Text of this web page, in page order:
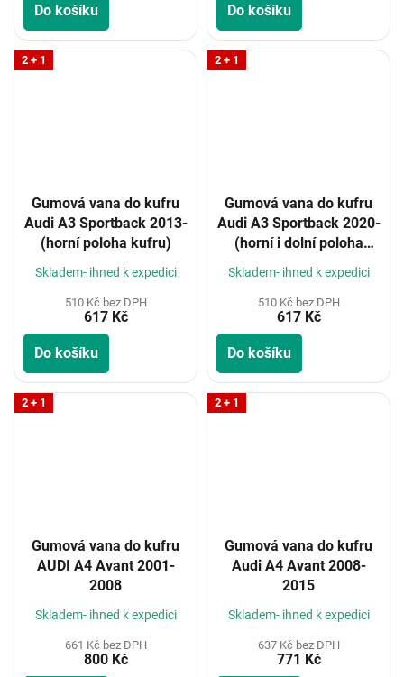
Do košíku Do košíku
2 + 1
Gumová vana do kufru
Audi A3 Sportback 2013-
(horní poloha kufru)
Skladem- ihned k expedici
510 Kč bez DPH
617 Kč
Do košíku
2 + 1
Gumová vana do kufru
Audi A3 Sportback 2020-
(horní i dolní poloha
Skladem- ihned k expedici
510 Kč bez DPH
617 Kč
Do košíku
2 + 1
Gumová vana do kufru
AUDI A4 Avant 2001-
2008
Skladem- ihned k expedici
661 Kč bez DPH
800 Kč
2 + 1
Gumová vana do kufru
Audi A4 Avant 2008-
2015
Skladem- ihned k expedici
637 Kč bez DPH
771 Kč